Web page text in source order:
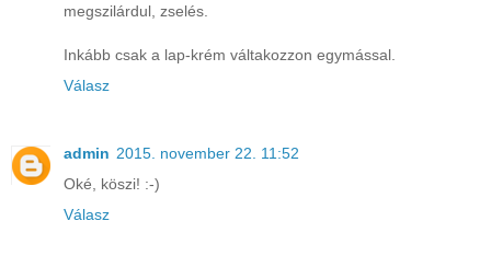
megszilárdul, zselés.
Inkább csak a lap-krém váltakozzon egymással.
Válasz
admin 2015. november 22. 11:52
Oké, köszi! :-)
Válasz